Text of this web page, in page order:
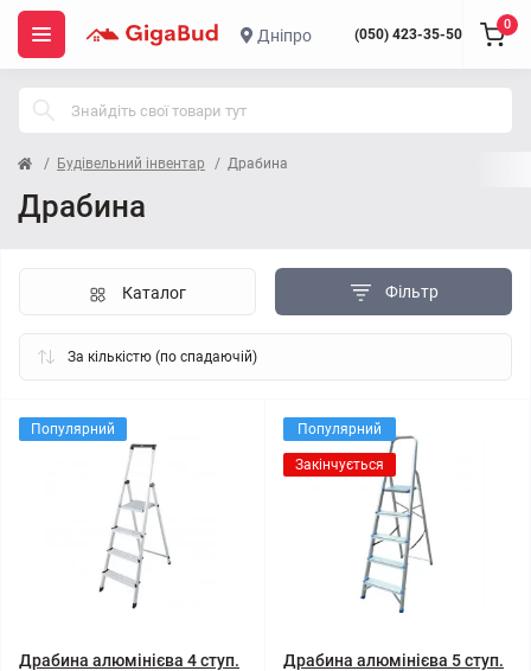
Дніпро (050) 423-35-50
0
Будівельний інвентар Драбина
Драбина
Фільтр
Каталог
Популярний
Драбина алюмінієва 4 ступ.
Популярний
Закінчується
Драбина алюмінієва 5 ступ.